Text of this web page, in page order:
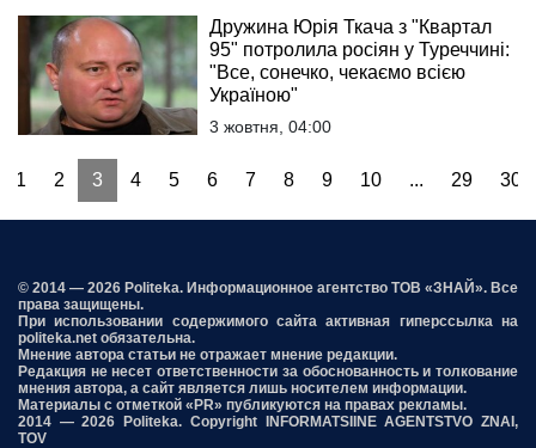
Дружина Юрія Ткача з "Квартал
95" потролила росіян у Туреччині:
"Все, сонечко, чекаємо всією
Україною"
3 жовтня, 04:00
1 2 3 4 5 6 7 8 9 10 ... 29 30
© 2014 — 2026 Politeka. Информационное агентство ТОВ «ЗНАЙ». Все
права защищены.
При использовании содержимого сайта активная гиперссылка на
politeka.net обязательна.
Мнение автора статьи не отражает мнение редакции.
Редакция не несет ответственности за обоснованность и толкование
мнения автора, а сайт является лишь носителем информации.
Материалы с отметкой «PR» публикуются на правах рекламы.
2014 — 2026 Politeka. Copyright INFORMATSIINE AGENTSTVO ZNAI,
TOV